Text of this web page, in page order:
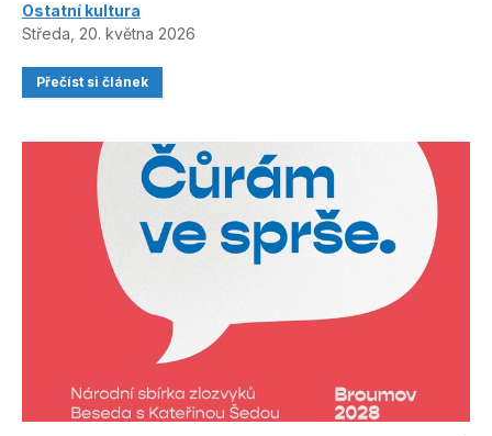
Ostatní kultura
Středa, 20. května 2026
Přečíst si článek